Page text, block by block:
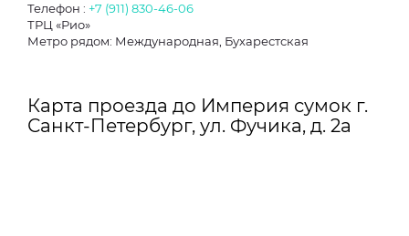
Телефон : +7 (911) 830-46-06
ТРЦ «Рио»
Метро рядом: Международная, Бухарестская
Карта проезда до Империя сумок г.
Санкт-Петербург, ул. Фучика, д. 2а